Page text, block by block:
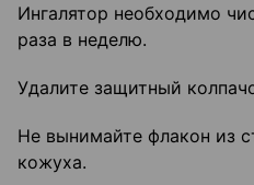
Ингалятор необходимо
раза в неделю.
Удалите защитный
Не вынимайте флакон из
кожуха.